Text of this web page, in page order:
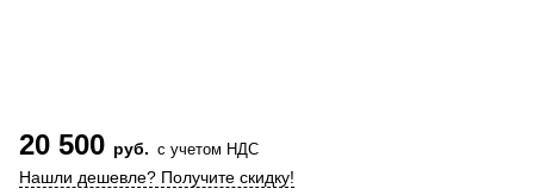
20 500 руб. с учетом НДС
Нашли дешевле? Получите скидку!